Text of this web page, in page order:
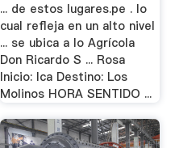
... de estos lugares.pe . lo
cual refleja en un alto nivel
... se ubica a lo Agrícola
Don Ricardo S ... Rosa
Inicio: Ica Destino: Los
Molinos HORA SENTIDO ...